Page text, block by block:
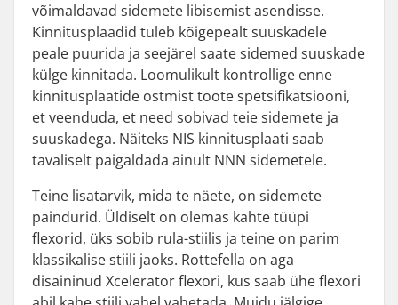
võimaldavad sidemete libisemist asendisse.
Kinnitusplaadid tuleb kõigepealt suuskadele
peale puurida ja seejärel saate sidemed suuskade
külge kinnitada. Loomulikult kontrollige enne
kinnitusplaatide ostmist toote spetsifikatsiooni,
et veenduda, et need sobivad teie sidemete ja
suuskadega. Näiteks NIS kinnitusplaati saab
tavaliselt paigaldada ainult NNN sidemetele.
Teine lisatarvik, mida te näete, on sidemete
paindurid. Üldiselt on olemas kahte tüüpi
flexorid, üks sobib rula-stiilis ja teine on parim
klassikalise stiili jaoks. Rottefella on aga
disaininud Xcelerator flexori, kus saab ühe flexori